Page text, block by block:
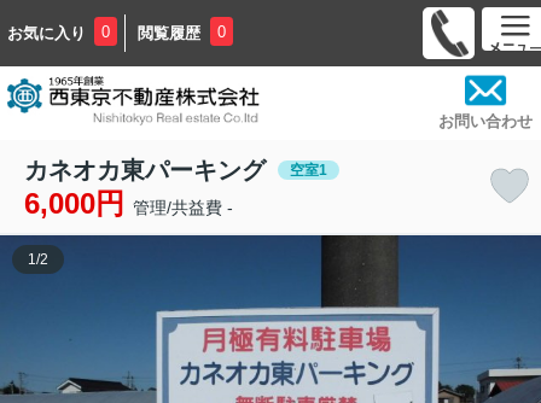
お気に入り 0 閲覧履歴 0
お問い合わせ
カネオカ東パーキング 空室1
6,000円 管理/共益費 -
1 /2